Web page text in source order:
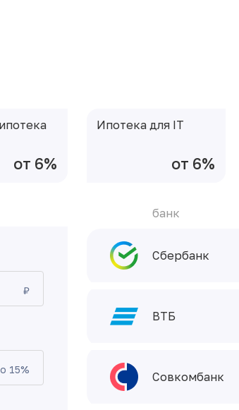
от 6%
Ипотека для IT
от 6%
₽
15%
банк
Сбербанк
ВТБ
Совкомбанк